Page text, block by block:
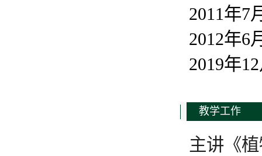
2011年7
2012年6
2019年
教学工作
主讲《